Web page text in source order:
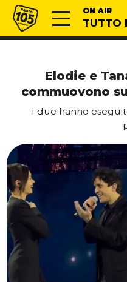
Vai al contenuto
Radio 105 ON AIR
TUTTO
Elodie e
commuovono
I due hanno